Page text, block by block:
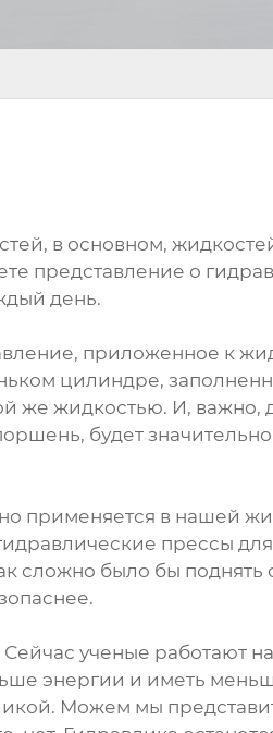
в основном,
представление о
день.
приложенное к
цилиндре,
же жидкостью. И, важно,
будет
применяется в нашей
прессы
сложно было бы
Сейчас ученые
энергии и иметь
Можем мы